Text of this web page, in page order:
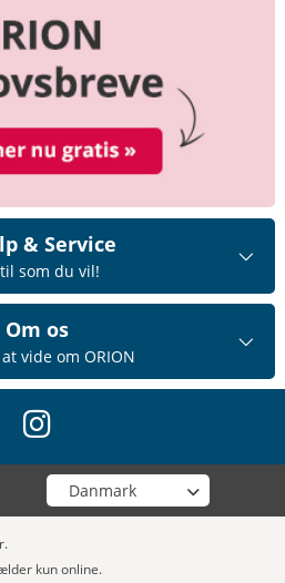
& Service
som du vil!
Om os
vide om ORION
instagram
Vælg din butik
kun online.